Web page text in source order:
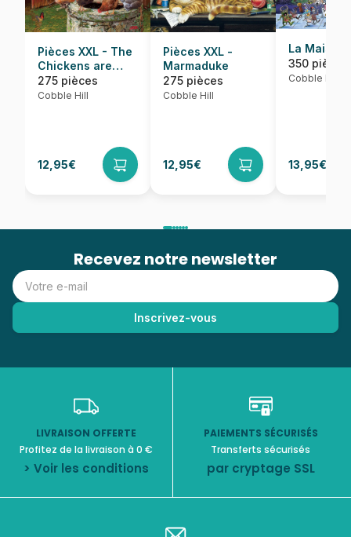
Pièces XXL - The
Chickens are
Well
275 pièces
Cobble Hill
12,95€
Pièces XXL -
Marmaduke
275 pièces
Cobble Hill
12,95€
La Maison
350 pièces
Cobble Hill
13,95€
Recevez notre newsletter
LIVRAISON OFFERTE
Profitez de la livraison à 0 €
> Voir les conditions
PAIEMENTS SÉCURISÉS
Transferts sécurisés
par cryptage SSL